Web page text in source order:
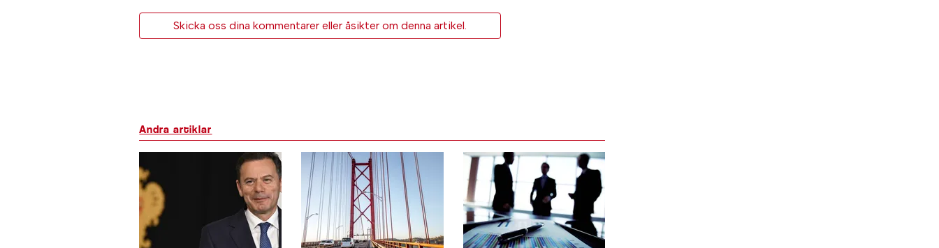
Skicka oss dina kommentarer eller åsikter om denna artikel.
Andra artiklar